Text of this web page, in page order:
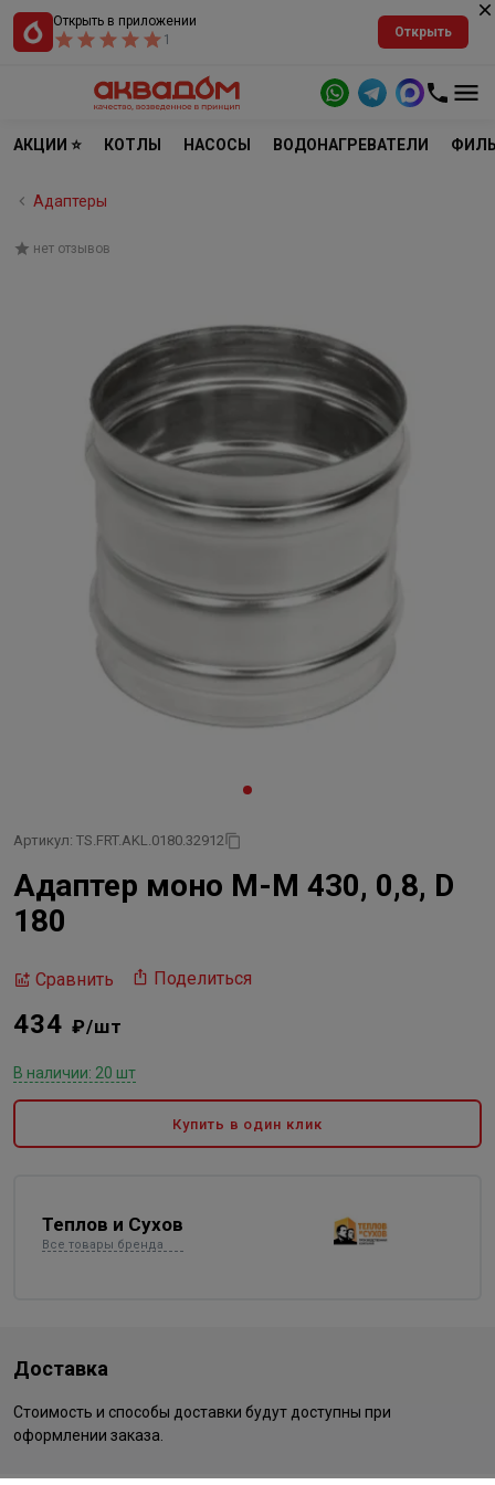
Открыть в приложении
1
Открыть
АКЦИИ ⭐ КОТЛЫ НАСОСЫ ВОДОНАГРЕВАТЕЛИ
Адаптеры
нет отзывов
Артикул: TS.FRT.AKL.0180.32912
Адаптер моно М-М 430, 0,8, D
180
Сравнить Поделиться
434 ₽/шт
В наличии: 20 шт
Купить в один клик
Теплов и Сухов
Все товары бренда
Доставка
Стоимость и способы доставки будут доступны при
оформлении заказа.